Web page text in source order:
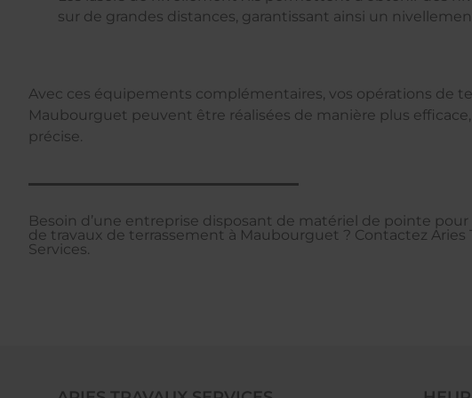
sur de grandes distances, garantissant ainsi un
Avec ces équipements complémentaires, vos opérations de
Maubourguet peuvent être réalisées de manière plus efficace,
précise.
Besoin d’une entreprise disposant de matériel de pointe pour
de travaux de terrassement à Maubourguet ? Contactez Aries
Services.